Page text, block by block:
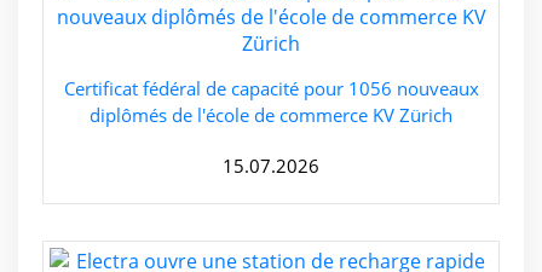
Certificat fédéral de capacité pour 1056 nouveaux
diplômés de l'école de commerce KV Zürich
15.07.2026